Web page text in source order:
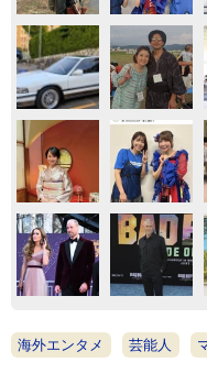
海外エンタメ 芸能人